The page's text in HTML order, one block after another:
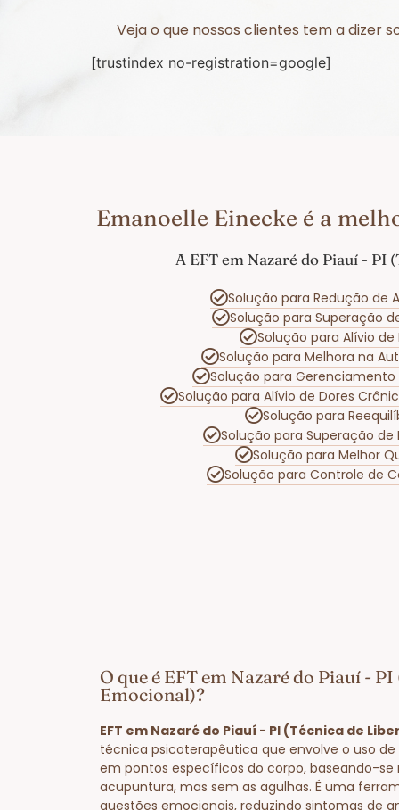
Veja o que nossos clientes tem a dizer
[trustindex no-registration=google]
Emanoelle Einecke é a
A EFT em Nazaré do Piauí -
Solução para Redução de
Solução para Superação
Solução para Alívio
Solução para Melhora na
Solução para
Solução para Alívio de Dores
Solução para
Solução para Superação
Solução para Melhor
Solução para Controle de
O que é EFT em Nazaré do Piauí -
Emocional)?
EFT em Nazaré do Piauí - PI (Técnica de
técnica psicoterapêutica que envolve o uso
em pontos específicos do corpo, baseando-se
acupuntura, mas sem as agulhas. É uma
questões emocionais, reduzindo sintomas de